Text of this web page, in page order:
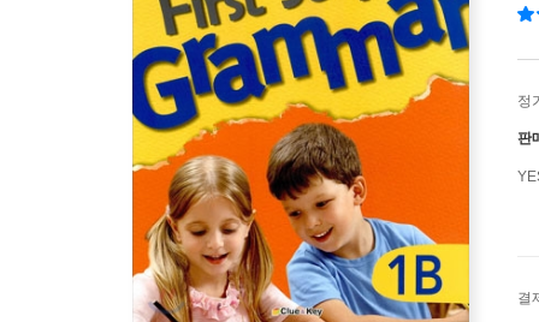
정
판
결